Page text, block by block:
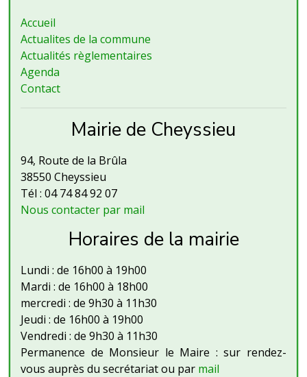
Accueil
Actualites de la commune
Actualités règlementaires
Agenda
Contact
Mairie de Cheyssieu
94, Route de la Brûla
38550 Cheyssieu
Tél : 04 74 84 92 07
Nous contacter par mail
Horaires de la mairie
Lundi : de 16h00 à 19h00
Mardi : de 16h00 à 18h00
mercredi : de 9h30 à 11h30
Jeudi : de 16h00 à 19h00
Vendredi : de 9h30 à 11h30
Permanence de Monsieur le Maire : sur rendez-
vous auprès du secrétariat ou par mail